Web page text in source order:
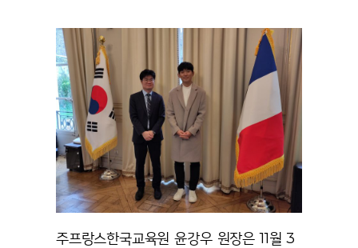
주프랑스한국교육원 윤강우 원장은 11월 3